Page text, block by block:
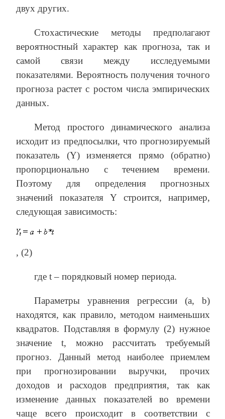
двух других.
Стохастические методы предполагают
вероятностный характер как прогноза, так и
самой связи между исследуемыми
показателями. Вероятность получения точного
прогноза растет с ростом числа эмпирических
данных.
Метод простого динамического анализа
исходит из предпосылки, что прогнозируемый
показатель (Y) изменяется прямо (обратно)
пропорционально с течением времени.
Поэтому для определения прогнозных
значений показателя Y строится, например,
следующая зависимость:
, (2)
где t – порядковый номер периода.
Параметры уравнения регрессии (a, b)
находятся, как правило, методом наименьших
квадратов. Подставляя в формулу (2) нужное
значение t, можно рассчитать требуемый
прогноз. Данный метод наиболее приемлем
при прогнозировании выручки, прочих
доходов и расходов предприятия, так как
изменение данных показателей во времени
чаще всего происходит в соответствии с